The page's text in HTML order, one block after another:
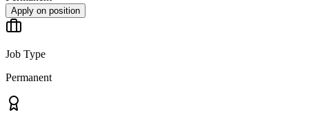
Apply on position
Job Type
Permanent